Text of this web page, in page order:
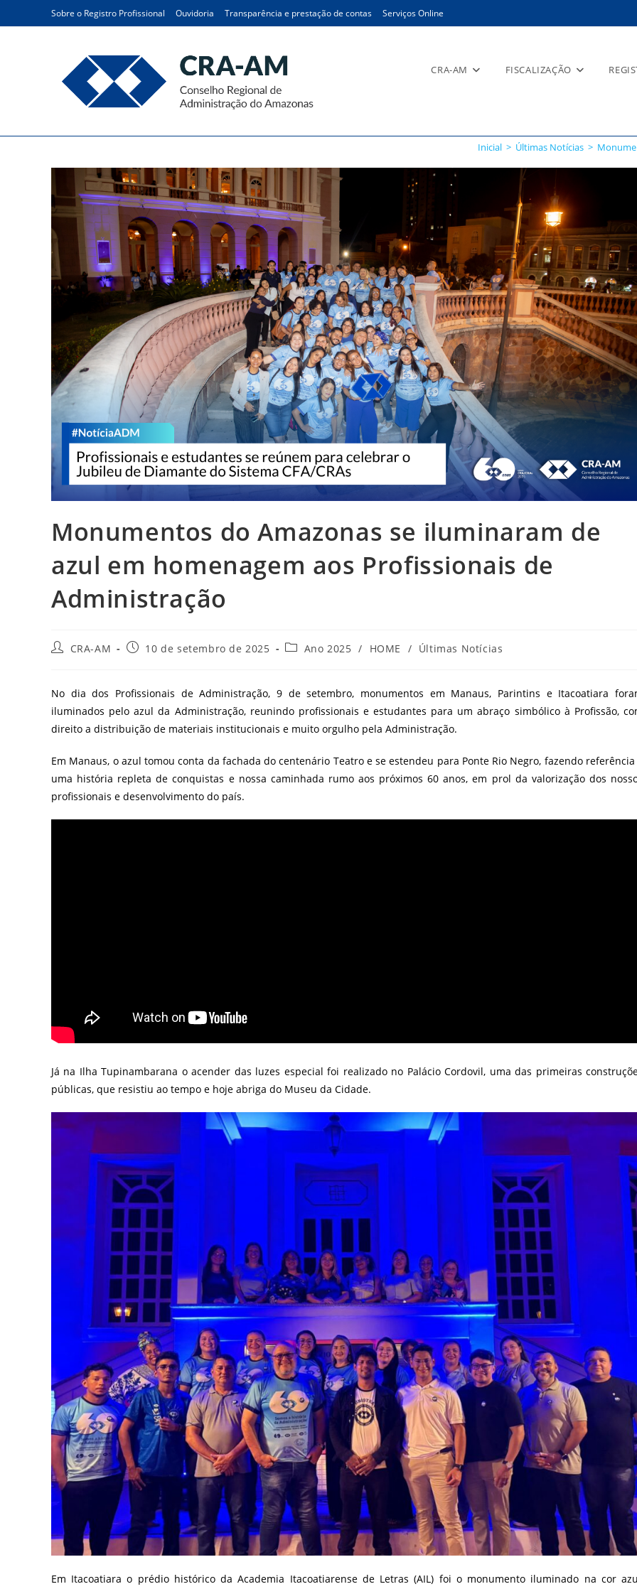
Sobre o Registro Profissional Ouvidoria Transparência e prestação de contas Serviços Online
CRA-AM FISCALIZAÇÃO
Inicial > Últimas Notícias >
Monumentos do Amazonas se iluminaram de
azul em homenagem aos Profissionais de
Administração
CRA-AM 10 de setembro de 2025 Ano 2025 / HOME / Últimas Notícias
No dia dos Profissionais de Administração, 9 de setembro, monumentos em Manaus, Parintins e Itacoatiara
iluminados pelo azul da Administração, reunindo profissionais e estudantes para um abraço simbólico à Profissão,
direito a distribuição de materiais institucionais e muito orgulho pela Administração.
Em Manaus, o azul tomou conta da fachada do centenário Teatro e se estendeu para Ponte Rio Negro, fazendo referência
uma história repleta de conquistas e nossa caminhada rumo aos próximos 60 anos, em prol da valorização dos
profissionais e desenvolvimento do país.
Já na Ilha Tupinambarana o acender das luzes especial foi realizado no Palácio Cordovil, uma das primeiras
públicas, que resistiu ao tempo e hoje abriga do Museu da Cidade.
Em Itacoatiara o prédio histórico da Academia Itacoatiarense de Letras (AIL) foi o monumento iluminado na cor